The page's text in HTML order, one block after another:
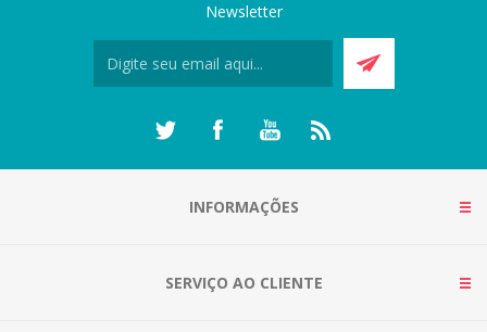
Newsletter
INFORMAÇÕES
SERVIÇO AO CLIENTE